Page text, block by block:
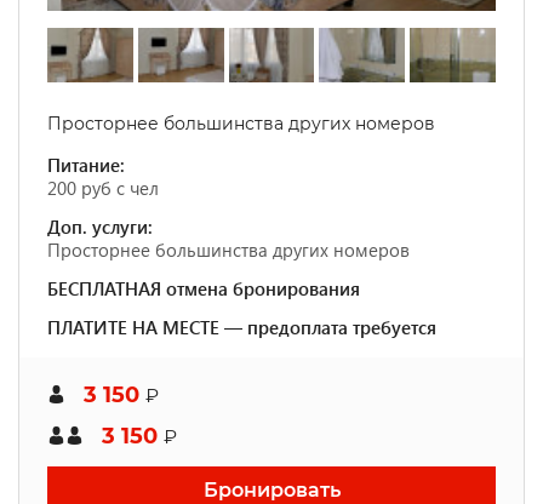
Просторнее большинства других номеров
Питание:
200 руб с чел
Доп. услуги:
Просторнее большинства других номеров
БЕСПЛАТНАЯ отмена бронирования
ПЛАТИТЕ НА МЕСТЕ — предоплата требуется
3 150 ₽
3 150 ₽
Бронировать